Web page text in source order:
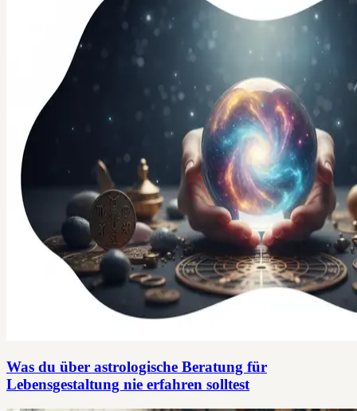
Was du über astrologische Beratung für
Lebensgestaltung nie erfahren solltest